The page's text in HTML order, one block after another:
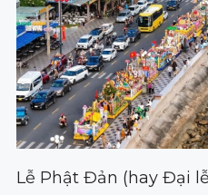
Lễ Phật Đản (hay Đại